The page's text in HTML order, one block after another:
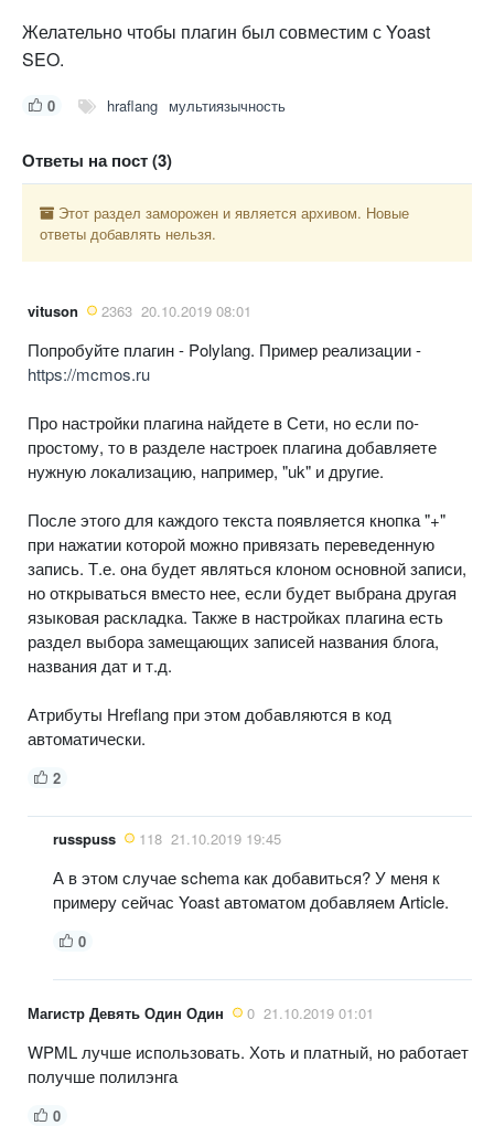
Желательно чтобы плагин был совместим с Yoast
SEO.
0 hraflang мультиязычность
Ответы на пост (3)
Этот раздел заморожен и является архивом. Новые
ответы добавлять нельзя.
vituson 2363 20.10.2019 08:01
Попробуйте плагин - Polylang. Пример реализации -
https://mcmos.ru
Про настройки плагина найдете в Сети, но если по-
простому, то в разделе настроек плагина добавляете
нужную локализацию, например, "uk" и другие.
После этого для каждого текста появляется кнопка "+"
при нажатии которой можно привязать переведенную
запись. Т.е. она будет являться клоном основной записи,
но открываться вместо нее, если будет выбрана другая
языковая раскладка. Также в настройках плагина есть
раздел выбора замещающих записей названия блога,
названия дат и т.д.
Атрибуты Hreflang при этом добавляются в код
автоматически.
2
russpuss 118 21.10.2019 19:45
А в этом случае schema как добавиться? У меня к
примеру сейчас Yoast автоматом добавляем Article.
0
Магистр Девять Один Один 0 21.10.2019 01:01
WPML лучше использовать. Хоть и платный, но работает
получше полилэнга
0